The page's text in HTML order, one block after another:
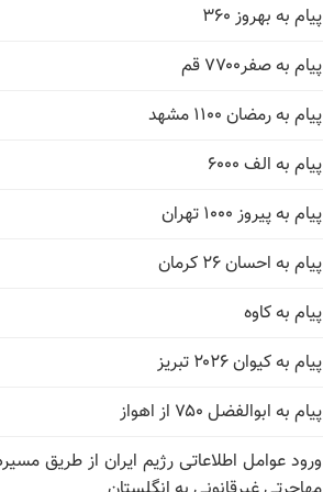
پیام به بهروز ۳۶۰
پیام به صفر۷۷۰۰ قم
پیام به رمضان ۱۱۰۰ مشهد
پیام به الف ۶۰۰۰
پیام به پیروز ۱۰۰۰ تهران
پیام به احسان ۲۶ کرمان
پیام به کاوه
پیام به کیوان ۲۰۲۶ تبریز
پیام به ابوالفضل ۷۵۰ از اهواز
ورود عوامل اطلاعاتی رژیم ایران از طریق